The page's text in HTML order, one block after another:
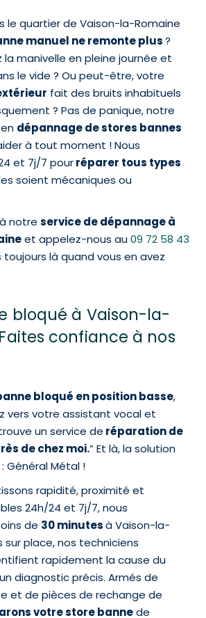
le quartier de Vaison-la-Romaine
manuel ne remonte plus?
manivelle en pleine journée et
le vide ? Ou peut-être, votre
fait des bruits inhabituels
? Pas de panique, notre
dépannage de stores bannes
à tout moment ! Nous
et 7j/7 pourréparer tous types
soient mécaniques ou
notreservice de dépannage à
et appelez-nous au09 72 58 43
toujours là quand vous en avez
bloqué à Vaison-la-
confiance à nos
bloqué en position basse,
vers votre assistant vocal et
un service de réparation de
de chez moi.” Et là, la solution
Général Métal !
rapidité, proximité et
24h/24 et 7j/7, nous
de 30 minutesà Vaison-la-
sur place, nos techniciens
rapidement la cause du
diagnostic précis. Armés de
et de pièces de rechange de
votre store bannede